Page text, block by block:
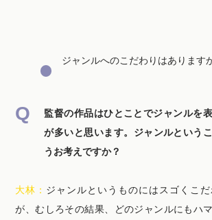
ジャンルへのこだわりはあります
監督の作品はひとことでジャンルを
が多いと思います。ジャンルという
うお考えですか？
大林： ジャンルというものにはスゴくこ
が、むしろその結果、どのジャンルにもハ